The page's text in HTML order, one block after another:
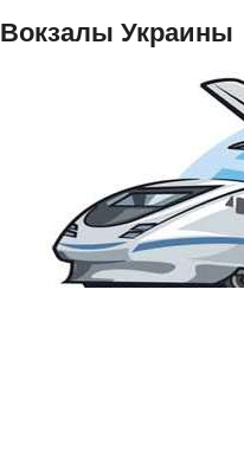
Вокзалы Украины